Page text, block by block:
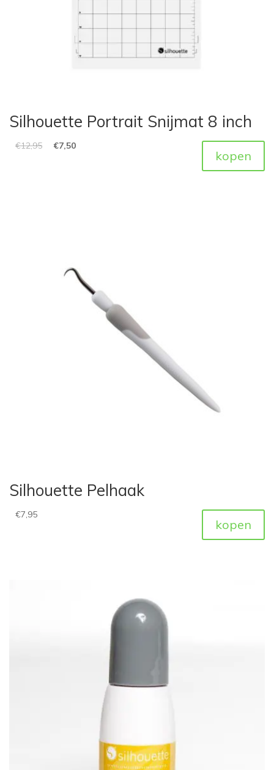
Silhouette Portrait Snijmat 8 inch
€12,95 €7,50
kopen
Silhouette Pelhaak
€7,95
kopen